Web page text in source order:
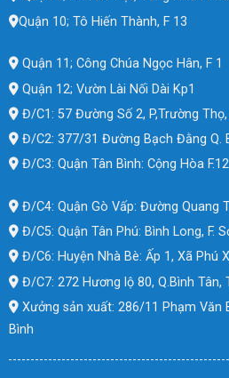
Quận 10; Tô Hiến Thành, F 13
Quận 11; Công Chúa Ngọc Hân, F 1
Quận 12; Vườn Lài Nối Dài Kp1
Đ/C1: 57 Đường Số 2, P,Trường
Đ/C2: 377/31 Đường Bạch Đằng Q.
Đ/C3: Quận Tân Bình: Cộng Hòa F.12
Đ/C4: Quận Gò Vấp: Đường Quang
Đ/C5: Quận Tân Phú: Bình Long, F.
Đ/C6: Huyện Nhà Bè: Ấp 1, Xã Phú
Đ/C7: 272 Hương lộ 80, Q.Bình Tân,
Xưởng sản xuất: 286/11 Phạm Văn
Bình